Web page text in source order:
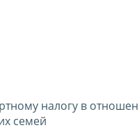
налогу в
семей